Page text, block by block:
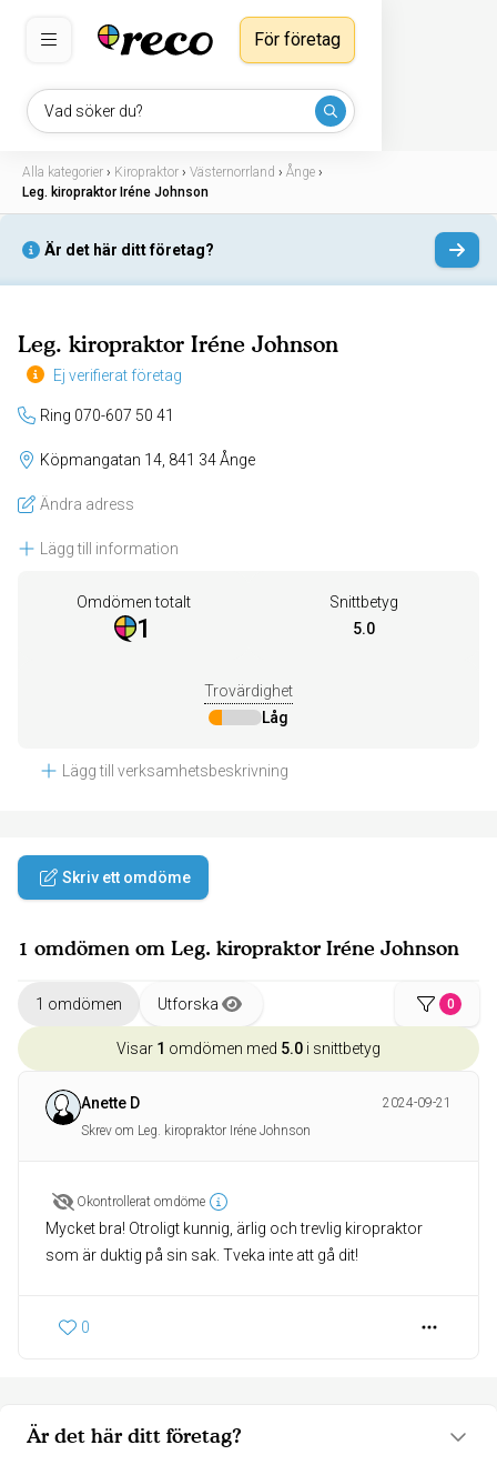
Vad söker du?
För företag
Alla kategorier › Kiropraktor › Västernorrland › Ånge ›
Leg. kiropraktor Iréne Johnson
Är det här ditt företag?
Leg. kiropraktor Iréne Johnson
Ej verifierat företag
Ring 070-607 50 41
Köpmangatan 14, 841 34 Ånge
Ändra adress
Lägg till information
Omdömen totalt
1
Snittbetyg
5.0
Trovärdighet
Låg
Lägg till verksamhetsbeskrivning
Är det här ditt företag?
Skriv ett omdöme
1 omdömen om Leg. kiropraktor Iréne Johnson
1 omdömen Utforska 0
Visar 1 omdömen med 5.0 i snittbetyg
Anette D
2024-09-21
Skrev om Leg. kiropraktor Iréne Johnson
Okontrollerat omdöme
Mycket bra! Otroligt kunnig, ärlig och trevlig kiropraktor
som är duktig på sin sak. Tveka inte att gå dit!
0